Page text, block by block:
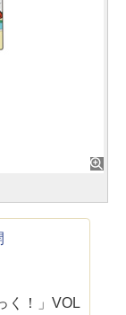
く！」VOL